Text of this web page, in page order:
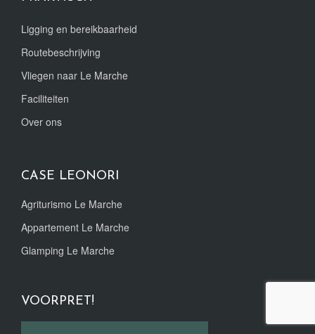
Ligging en bereikbaarheid
Routebeschrijving
Vliegen naar Le Marche
Faciliteiten
Over ons
CASE LEONORI
Agriturismo Le Marche
Appartement Le Marche
Glamping Le Marche
VOORPRET!